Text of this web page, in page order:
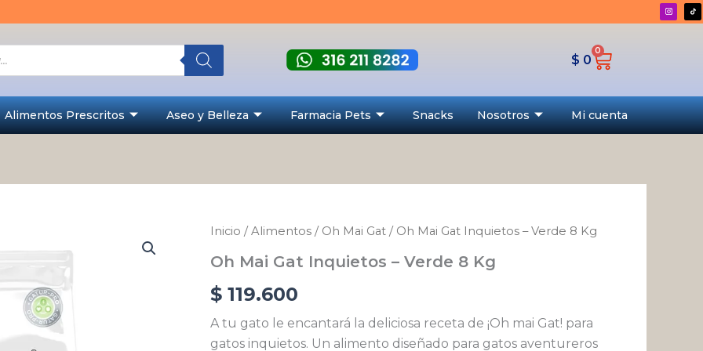
$ 0
0
Cart
Alimentos Prescritos Aseo y Belleza Farmacia Pets Snacks Nosotros Mi cuenta
Inicio /Alimentos / Oh Mai Gat / Oh Mai Gat Inquietos – Verde 8 Kg
Oh Mai Gat Inquietos – Verde 8 Kg
$ 119.600
A tu gato le encantará la deliciosa receta de ¡Oh mai Gat! para
gatos inquietos. Un alimento diseñado para gatos aventureros
Oh
Gat
-
Verde
8
Kg
8
Kg